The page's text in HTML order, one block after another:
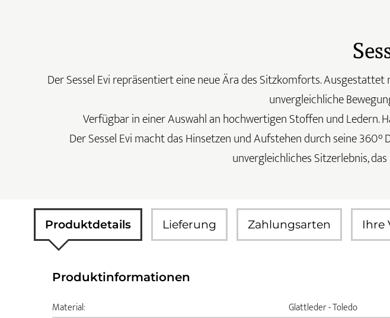
Der Sessel Evi repräsentiert eine neue Ära des Sitzkomforts.
unvergleichliche
Verfügbar in einer Auswahl an hochwertigen Stoffen und Ledern.
Der Sessel Evi macht das Hinsetzen und Aufstehen durch seine
unvergleichliches Sitzerlebnis,
Produktdetails Lieferung Zahlungsarten Ihre
Produktinformationen
Material:
Glattleder - Toledo